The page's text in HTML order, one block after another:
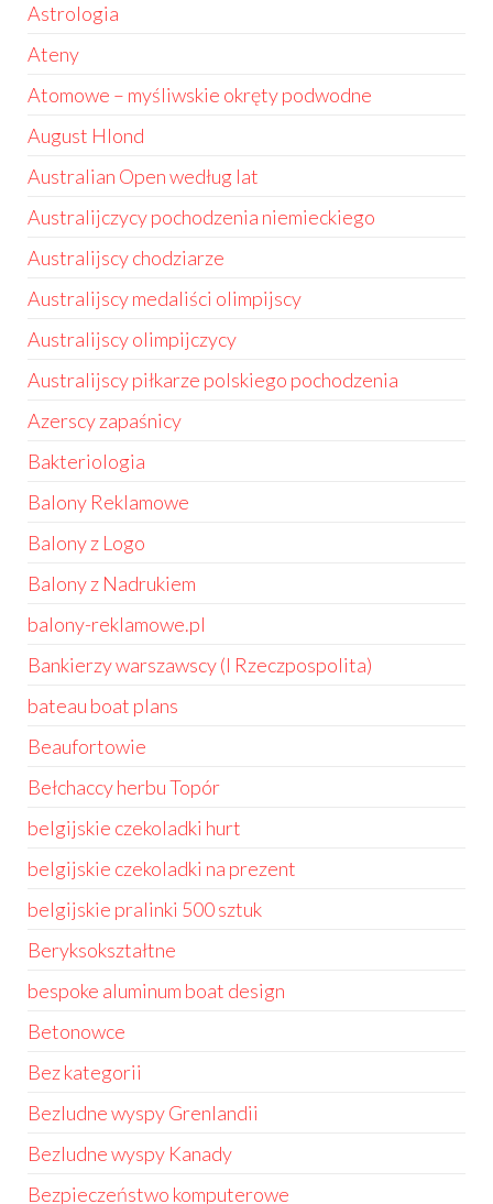
Astrologia
Ateny
Atomowe – myśliwskie okręty podwodne
August Hlond
Australian Open według lat
Australijczycy pochodzenia niemieckiego
Australijscy chodziarze
Australijscy medaliści olimpijscy
Australijscy olimpijczycy
Australijscy piłkarze polskiego pochodzenia
Azerscy zapaśnicy
Bakteriologia
Balony Reklamowe
Balony z Logo
Balony z Nadrukiem
balony-reklamowe.pl
Bankierzy warszawscy (I Rzeczpospolita)
bateau boat plans
Beaufortowie
Bełchaccy herbu Topór
belgijskie czekoladki hurt
belgijskie czekoladki na prezent
belgijskie pralinki 500 sztuk
Beryksokształtne
bespoke aluminum boat design
Betonowce
Bez kategorii
Bezludne wyspy Grenlandii
Bezludne wyspy Kanady
Bezpieczeństwo komputerowe